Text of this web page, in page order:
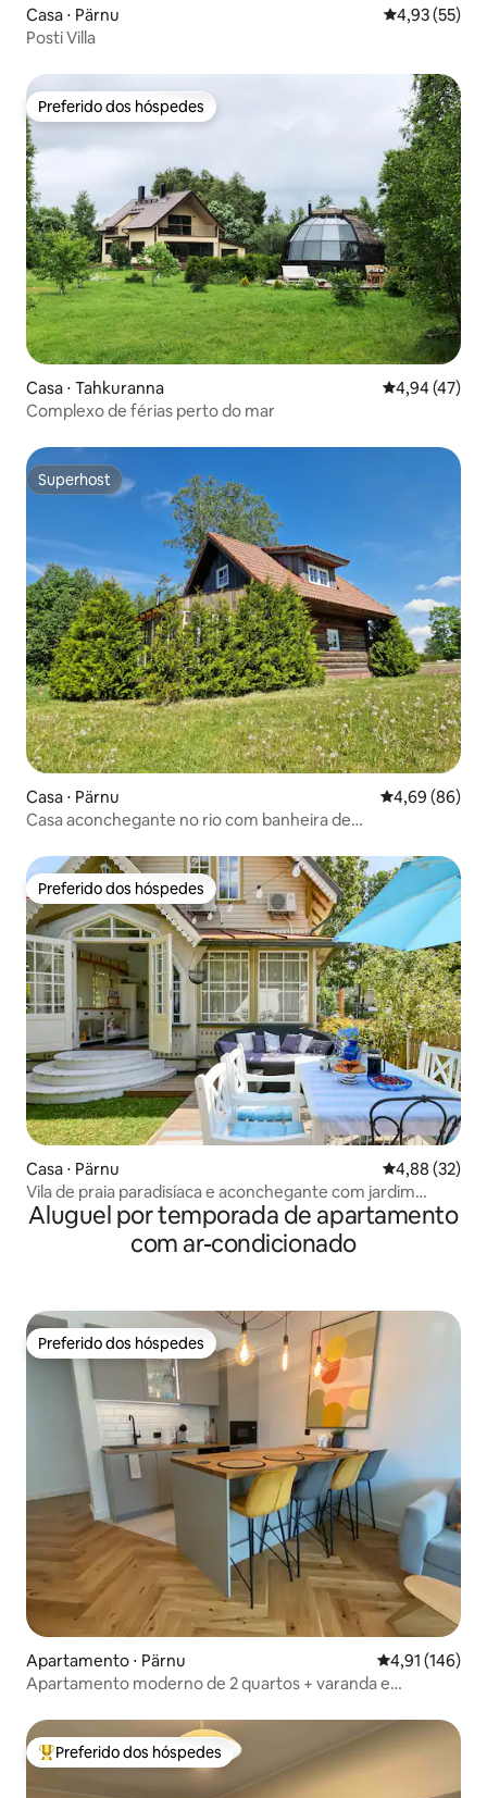
Casa ⋅ Pärnu 4,93 de uma
4,93 (55)
Posti Villa
Preferido dos hóspedes
Preferido dos hóspedes
Casa ⋅ Tahkuranna 4,94 de uma
4,94 (47)
Complexo de férias perto do mar
Superhost
Superhost
Casa ⋅ Pärnu 4,69 de uma
4,69 (86)
Casa aconchegante no rio com banheira de
Preferido dos hóspedes
Preferido dos hóspedes
Casa ⋅ Pärnu 4,88 de uma
4,88 (32)
Vila de praia paradisíaca e aconchegante com jardim
privativo
Aluguel por temporada de apartamento
com ar-condicionado
Preferido dos hóspedes
Preferido dos hóspedes
Apartamento ⋅ Pärnu 4,91 de uma
4,91 (146)
Apartamento moderno de 2 quartos + varanda e
Entre os melhores preferidos dos hóspedes
Preferido dos hóspedes